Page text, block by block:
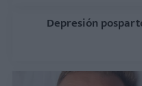
Depresión